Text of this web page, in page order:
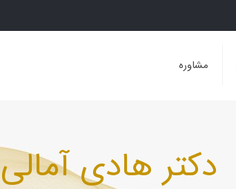
مشاوره
دکتر هادی آمالی